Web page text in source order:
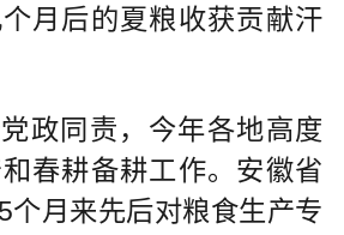
月后的夏粮收获贡献汗
政同责，今年各地高度
春耕备耕工作。安徽省
个月来先后对粮食生产专